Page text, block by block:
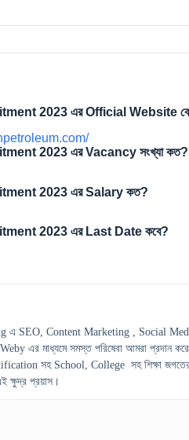
2023 এর Official Website
2023 এর Vacancy সংখ্যা কত?
2023 এর Salary কত?
2023 এর Last Date কবে?
এ SEO, Content Marketing , Social
এর মাধ্যমে সমস্ত পরিষেবা আমরা প্রদান
সহ School, College সহ শিক্ষা জগতের
ক্ষুদ্র প্রয়াস।